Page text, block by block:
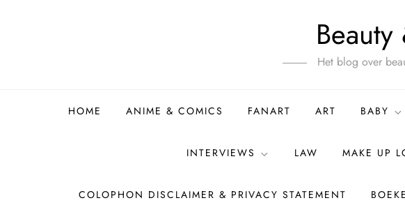
Het blog over
HOME ANIME & COMICS FANART ART BABY
INTERVIEWS LAW MAKE UP
COLOPHON DISCLAIMER & PRIVACY STATEMENT